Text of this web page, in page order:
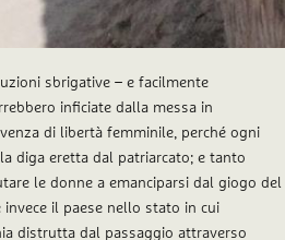
sbrigative – e facilmente
inficiate dalla messa in
di libertà femminile, perché ogni
diga eretta dal patriarcato; e tanto
le donne a emanciparsi dal giogo del
il paese nello stato in cui
distrutta dal passaggio attraverso